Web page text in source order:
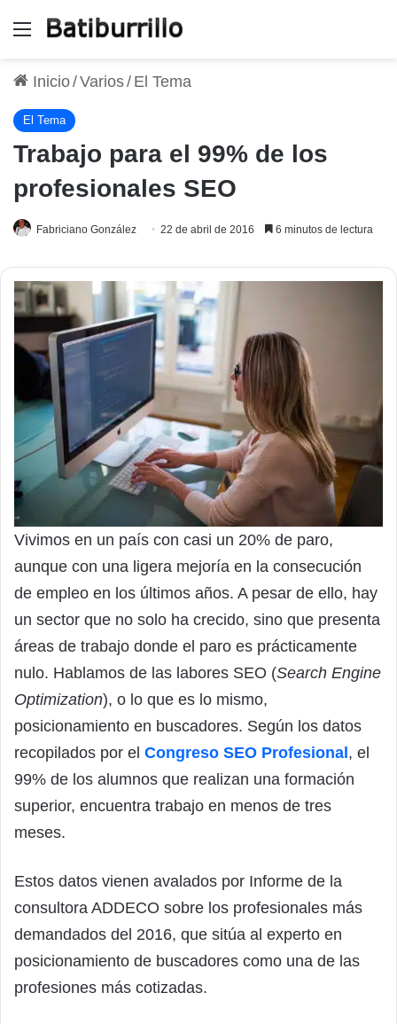
Menú
Inicio/Varios/ El Tema
El Tema
Trabajo para el 99% de los
profesionales SEO
Fabriciano González 22 de abril de 2016 6 minutos de lectura
Vivimos en un país con casi un 20% de paro,
aunque con una ligera mejoría en la consecución
de empleo en los últimos años. A pesar de ello, hay
un sector que no solo ha crecido, sino que presenta
áreas de trabajo donde el paro es prácticamente
nulo. Hablamos de las labores SEO (Search Engine
Optimization), o lo que es lo mismo,
posicionamiento en buscadores. Según los datos
recopilados por el Congreso SEO Profesional, el
99% de los alumnos que realizan una formación
superior, encuentra trabajo en menos de tres
meses.
Estos datos vienen avalados por Informe de la
consultora ADDECO sobre los profesionales más
demandados del 2016, que sitúa al experto en
posicionamiento de buscadores como una de las
profesiones más cotizadas.